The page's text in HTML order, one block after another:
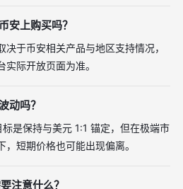
安上购买吗？
决于币安相关产品与地区支持情况，
实际开放页面为准。
动吗？
是保持与美元 1:1 锚定，但在极端市
，短期价格也可能出现偏离。
注意什么？